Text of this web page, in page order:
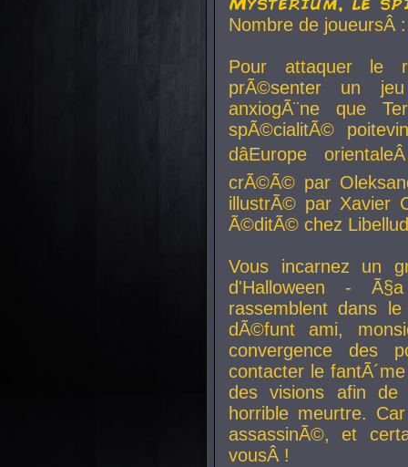
Nombre de
Pour attaquer le
prÃ©senter un
anxiogÃ¨ne que
spÃ©cialitÃ©
dâEurope
crÃ©Ã© par
illustrÃ© par Xavier
Ã©ditÃ© chez
Vous incarnez un
d'Halloween -
rassemblent dans
dÃ©funt ami,
convergence des
contacter le
des visions afin
horrible meurtre.
assassinÃ©, et
vousÂ !